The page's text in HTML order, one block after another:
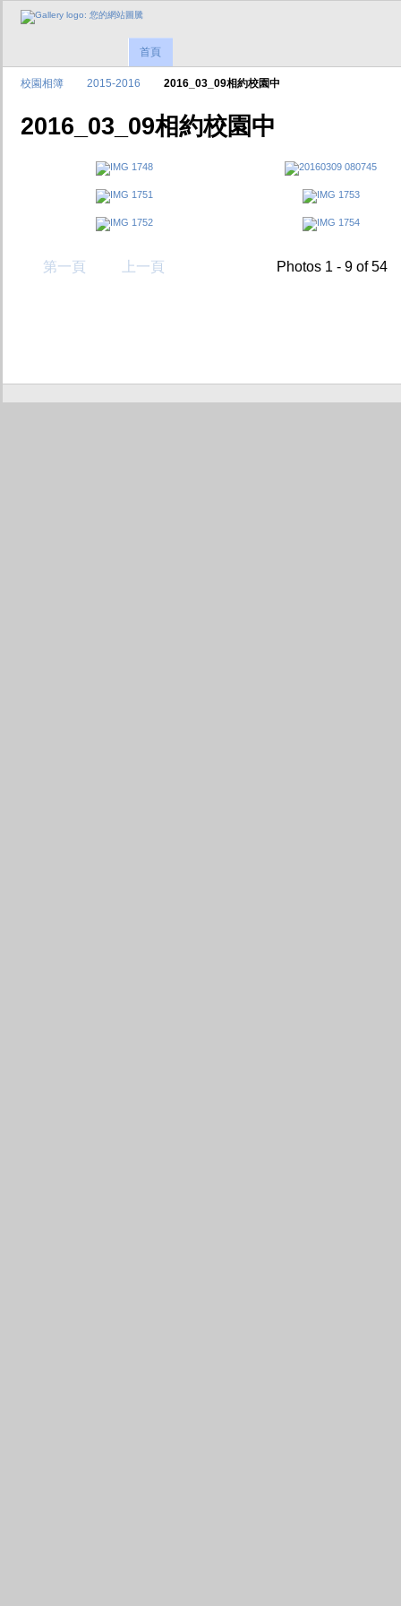
首頁
校園相簿 2015-2016 2016_03_09相約校園中
2016_03_09相約校園中
第一頁 上一頁 Photos 1 - 9 of 54